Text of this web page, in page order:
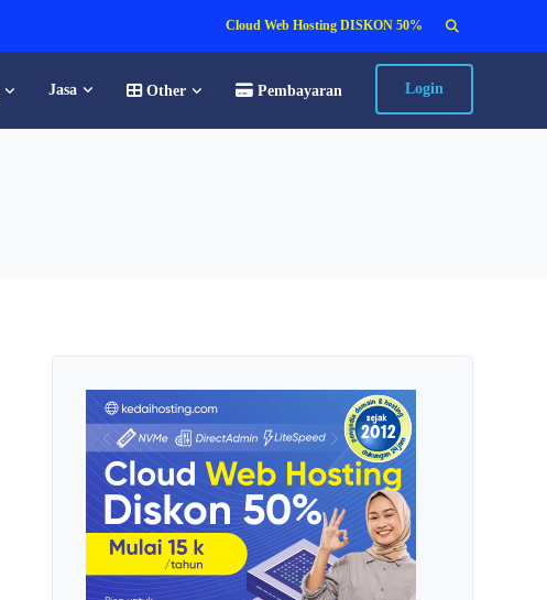
Cloud Web Hosting DISKON 50% Search
for:
Jasa Other Pembayaran Login